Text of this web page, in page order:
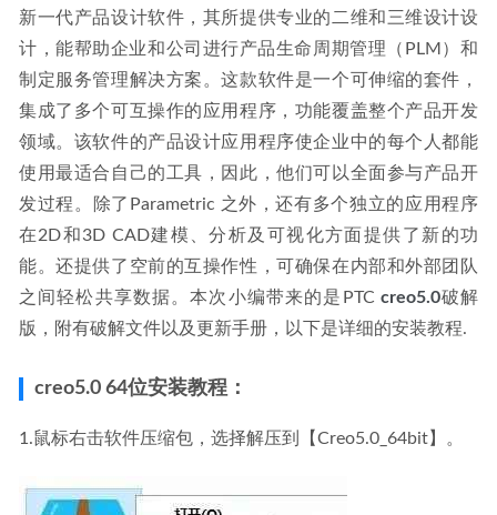
新一代产品设计软件，其所提供专业的二维和三维设计设
计，能帮助企业和公司进行产品生命周期管理（PLM）和
制定服务管理解决方案。这款软件是一个可伸缩的套件，
集成了多个可互操作的应用程序，功能覆盖整个产品开发
领域。该软件的产品设计应用程序使企业中的每个人都能
使用最适合自己的工具，因此，他们可以全面参与产品开
发过程。除了Parametric 之外，还有多个独立的应用程序
在2D和3D CAD建模、分析及可视化方面提供了新的功
能。还提供了空前的互操作性，可确保在内部和外部团队
之间轻松共享数据。本次小编带来的是PTC creo5.0破解
版，附有破解文件以及更新手册，以下是详细的安装教程.
creo5.0 64位安装教程：
1.鼠标右击软件压缩包，选择解压到【Creo5.0_64bit】。
AI智能降噪 Topaz DeNoise AI 3.7.1 中文汉化版 2022-11-11
CAD总是安装失败？这里有常见的几个CAD安装失败解决办
法 2020-03-12